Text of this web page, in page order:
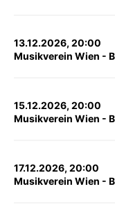
13.12.2026, 20:00
Musikverein Wien -
15.12.2026, 20:00
Musikverein Wien -
17.12.2026, 20:00
Musikverein Wien -